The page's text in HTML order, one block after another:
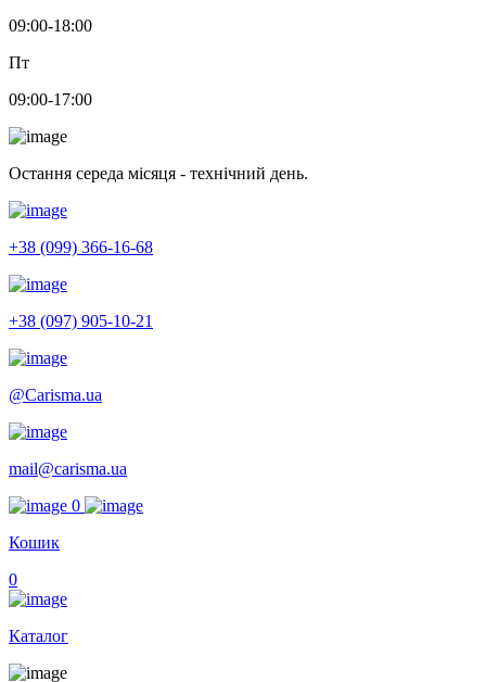
09:00-18:00
Пт
09:00-17:00
Остання середа місяця - технічний день.
+38 (099) 366-16-68
+38 (097) 905-10-21
@Carisma.ua
mail@carisma.ua
0
Кошик
0
Каталог